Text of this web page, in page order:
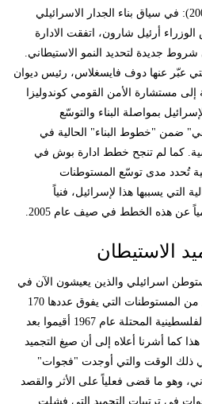
حكومة شارون (2001-2006): في سياق بناء الجدار الاسرائيلي
أرئيل شارون، اتفقت الادارة
شروط جديدة لتحديد النمو الاستيطاني.
عبّر عنها دوف فايسغلاس، رئيس ديوان
مستشارة الأمن القومي كوندوليزا
في نيسان 2004، لإسرائيل بمواصلة البناء والتوسّع
ضمن "خطوط البناء" الحالية في
كما لم تنجح خطط ادارة بوش في
تُحدد مدى توسّع المستوطنات
التي يسببها هذا لإسرائيل، فنياً
عن هذه الخطط في صيف عام 2005.
الاستيطان
40% من نحو 460000 مستوطن اسرائيلي والذين يعيشون الآن في
الأرض الفلسطينية المحتلة وربع من المستوطنات التي يفوق عددها 170
مستوطنة موزعة في الأراضي الفلسطينية المحتلة عام 1967 أقيموا بعد
كما أشرنا أعلاه إلى أن صيغ التجميد
ذلك الوقت والتي أوجدت "فجوات"
وهو ما قضى فعلياً على الأثر والقصد
في ترتيبات التجميد التي فشلت